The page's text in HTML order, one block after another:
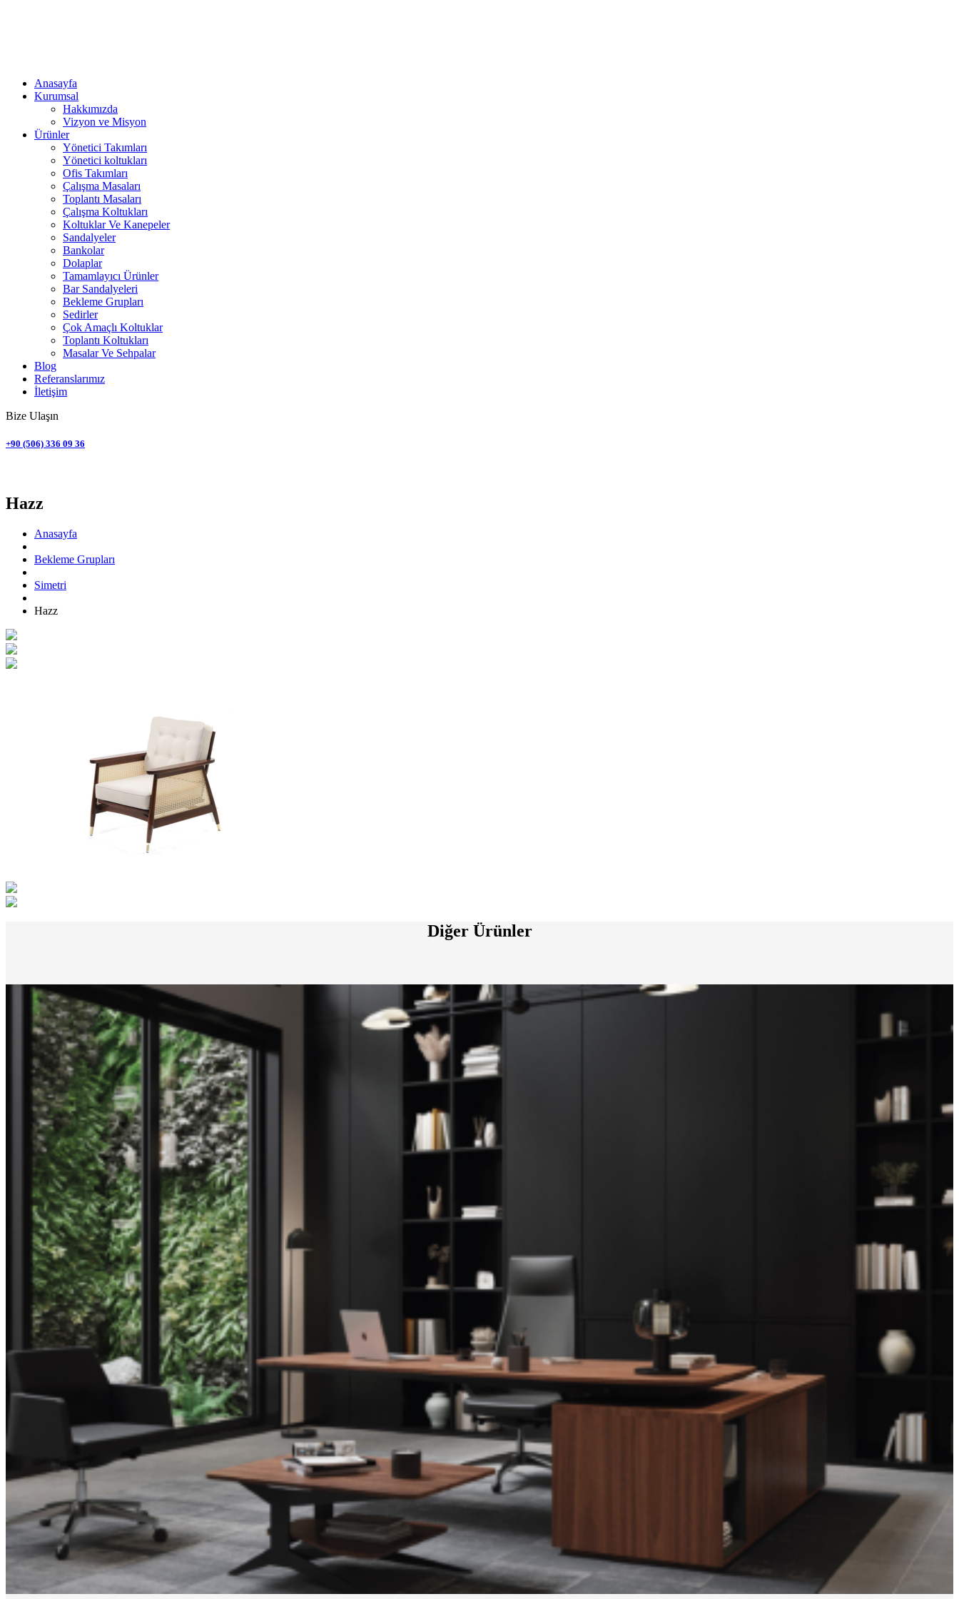
Anasayfa
Kurumsal
Hakkımızda
Vizyon ve Misyon
Ürünler
Yönetici Takımları
Yönetici koltukları
Ofis Takımları
Çalışma Masaları
Toplantı Masaları
Çalışma Koltukları
Koltuklar Ve Kanepeler
Sandalyeler
Bankolar
Dolaplar
Tamamlayıcı Ürünler
Bar Sandalyeleri
Bekleme Grupları
Sedirler
Çok Amaçlı Koltuklar
Toplantı Koltukları
Masalar Ve Sehpalar
Blog
Referanslarımız
İletişim
Bize Ulaşın
+90 (506) 336 09 36
Hazz
Anasayfa
Bekleme Grupları
Simetri
Hazz
Diğer Ürünler